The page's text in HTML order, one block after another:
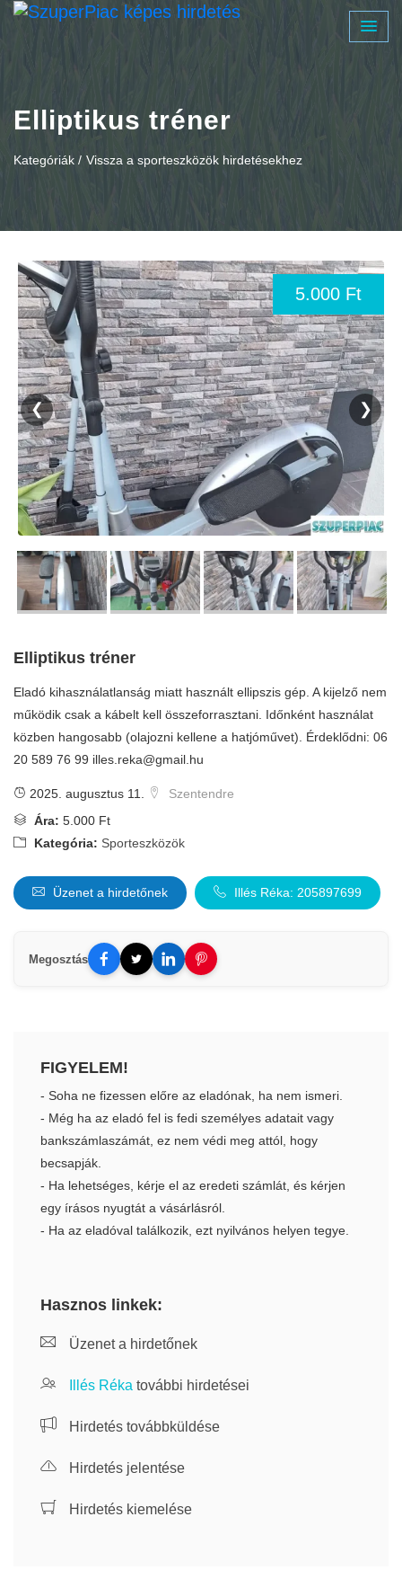
Elliptikus tréner
Kategóriák / Vissza a sporteszközök hirdetésekhez
5.000 Ft
❮ ❯
Elliptikus tréner
Eladó kihasználatlanság miatt használt ellipszis gép. A kijelző nem
működik csak a kábelt kell összeforrasztani. Időnként használat
közben hangosabb (olajozni kellene a hatjóművet). Érdeklődni: 06
20 589 76 99 illes.reka@gmail.hu
2025. augusztus 11.
Szentendre
Ára: 5.000 Ft
Kategória: Sporteszközök
Üzenet a hirdetőnek Illés Réka: 205897699
Megosztás
FIGYELEM!
- Soha ne fizessen előre az eladónak, ha nem ismeri.
- Még ha az eladó fel is fedi személyes adatait vagy
bankszámlaszámát, ez nem védi meg attól, hogy
becsapják.
- Ha lehetséges, kérje el az eredeti számlát, és kérjen
egy írásos nyugtát a vásárlásról.
- Ha az eladóval találkozik, ezt nyilvános helyen tegye.
Hasznos linkek:
Üzenet a hirdetőnek
Illés Réka további hirdetései
Hirdetés továbbküldése
Hirdetés jelentése
Hirdetés kiemelése